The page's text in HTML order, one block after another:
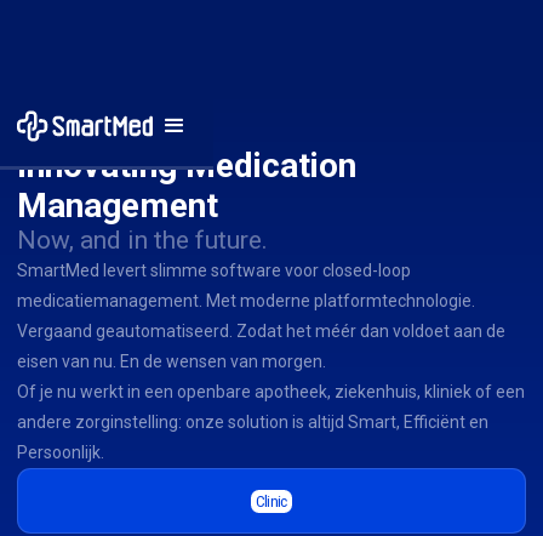
Innovating Medication
Management
Now, and in the future.
SmartMed levert slimme software voor closed-loop
medicatiemanagement. Met moderne platformtechnologie.
Vergaand geautomatiseerd. Zodat het méér dan voldoet aan de
eisen van nu. En de wensen van morgen.
Of je nu werkt in een openbare apotheek, ziekenhuis, kliniek of een
andere zorginstelling: onze solution is altijd Smart, Efficiënt en
Persoonlijk.
Clinic